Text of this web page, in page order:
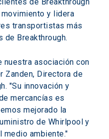
y lidera
transportistas más
de Breakthrough.
nuestra asociación con
Zanden, Directora de
"Su innovación y
mercancías es
mejorado la
de Whirlpool y
ambiente."